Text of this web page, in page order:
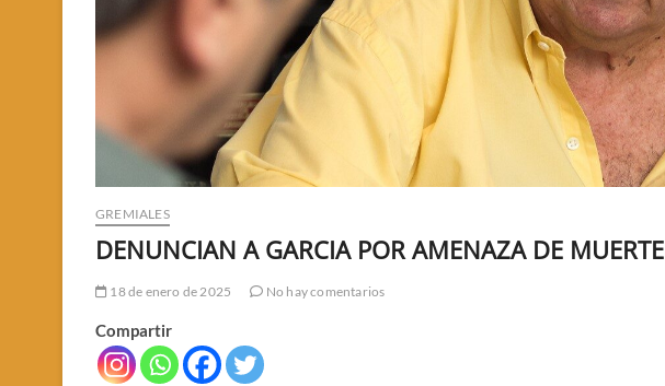
GREMIALES
DENUNCIAN A GARCIA POR AMENAZA DE MUERTE
18 de enero de 2025 No hay comentarios
Compartir